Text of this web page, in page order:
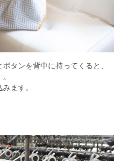
タンを背中に持ってくると、
ます。